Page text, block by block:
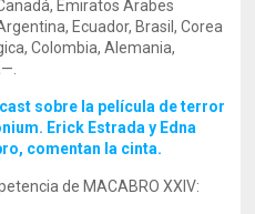
Emiratos Árabes
Ecuador, Brasil, Corea
Colombia, Alemania,
sobre la película de terror
Erick Estrada y Edna
comentan la cinta.
de MACABRO XXIV: